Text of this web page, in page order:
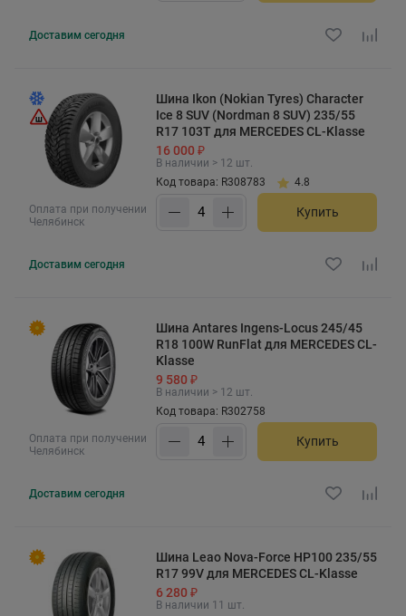
Доставим сегодня
Оплата при получении
Челябинск
Шина Ikon (Nokian Tyres) Character
Ice 8 SUV (Nordman 8 SUV) 235/55
R17 103T для MERCEDES CL-Klasse
16 000 ₽
В наличии > 12 шт.
Код товара: R308783
4.8
Купить
Доставим сегодня
Оплата при получении
Челябинск
Шина Antares Ingens-Locus 245/45
R18 100W RunFlat для MERCEDES CL-
Klasse
9 580 ₽
В наличии > 12 шт.
Код товара: R302758
Купить
Доставим сегодня
Шина Leao Nova-Force HP100 235/55
R17 99V для MERCEDES CL-Klasse
6 280 ₽
В наличии 11 шт.